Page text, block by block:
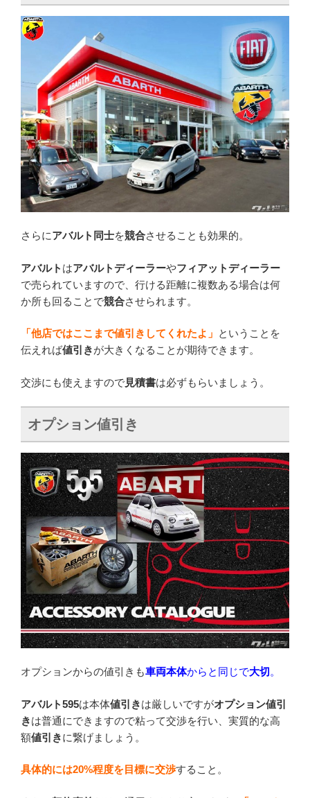
さらにアバルト同士を競合させることも効果的。
アバルト はアバルトディーラーやフィアットディーラー
で売られていますので、行ける距離に複数ある場合は何
か所も回ることで競合させられます。
「他店ではここまで値引きしてくれたよ」 ということを
伝えれば値引きが大きくなることが期待できます。
交渉にも使えますので見積書は必ずもらいましょう。
オプション値引き
オプションからの値引きも車両本体から と同じで大切。
アバルト595は本体値引きは厳しいですがオプション値引
きは普通にできますので粘って交渉を行い、実質的な高
額値引きに繋げましょう。
具体的には20%程度を目標に交渉すること。